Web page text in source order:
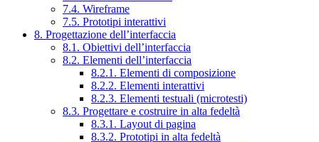
7.4. Wireframe
7.5. Prototipi interattivi
8. Progettazione dell’interfaccia
8.1. Obiettivi dell’interfaccia
8.2. Elementi dell’interfaccia
8.2.1. Elementi di composizione
8.2.2. Elementi interattivi
8.2.3. Elementi testuali (microtesti)
8.3. Progettare e costruire in alta fedeltà
8.3.1. Layout di pagina
8.3.2. Prototipi in alta fedeltà